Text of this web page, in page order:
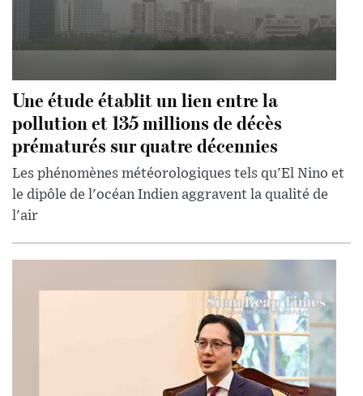
Une étude établit un lien entre la
pollution et 135 millions de décès
prématurés sur quatre décennies
Les phénomènes météorologiques tels qu'El Nino et
le dipôle de l'océan Indien aggravent la qualité de
l'air